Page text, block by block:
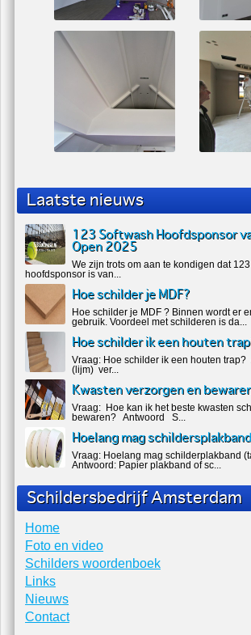
Laatste nieuws
123 Softwash Hoofdsponsor
Open 2025
We zijn trots om aan te kondigen dat
hoofdsponsor is van...
Hoe schilder je MDF?
Hoe schilder je MDF ? Binnen wordt er
gebruik. Voordeel met schilderen is da...
Hoe schilder ik een houten
Vraag: Hoe schilder ik een houten
(lijm) ver...
Kwasten verzorgen en
Vraag: Hoe kan ik het beste kwasten
bewaren? Antwoord S...
Hoelang mag
Vraag: Hoelang mag schilderplakband
Antwoord: Papier plakband of sc...
Schildersbedrijf Amsterdam
Home
Foto en video
Schilders woordenboek
Links
Nieuws
Contact